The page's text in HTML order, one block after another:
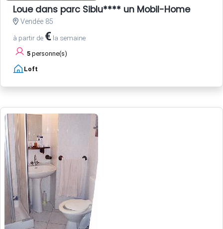
Loue dans parc Siblu**** un Mobil-Home
Vendée 85
à partir de € la semaine
5 personne(s)
Loft